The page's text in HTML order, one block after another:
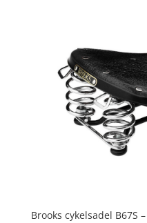
Brooks cykelsadel B67S